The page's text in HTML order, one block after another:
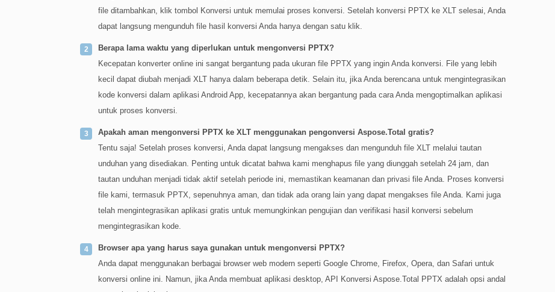
file ditambahkan, klik tombol Konversi untuk memulai proses konversi. Setelah konversi PPTX ke XLT selesai, Anda
dapat langsung mengunduh file hasil konversi Anda hanya dengan satu klik.
Berapa lama waktu yang diperlukan untuk mengonversi PPTX?
Kecepatan konverter online ini sangat bergantung pada ukuran file PPTX yang ingin Anda konversi. File yang lebih
kecil dapat diubah menjadi XLT hanya dalam beberapa detik. Selain itu, jika Anda berencana untuk mengintegrasikan
kode konversi dalam aplikasi Android App, kecepatannya akan bergantung pada cara Anda mengoptimalkan aplikasi
untuk proses konversi.
Apakah aman mengonversi PPTX ke XLT menggunakan pengonversi Aspose.Total gratis?
Tentu saja! Setelah proses konversi, Anda dapat langsung mengakses dan mengunduh file XLT melalui tautan
unduhan yang disediakan. Penting untuk dicatat bahwa kami menghapus file yang diunggah setelah 24 jam, dan
tautan unduhan menjadi tidak aktif setelah periode ini, memastikan keamanan dan privasi file Anda. Proses konversi
file kami, termasuk PPTX, sepenuhnya aman, dan tidak ada orang lain yang dapat mengakses file Anda. Kami juga
telah mengintegrasikan aplikasi gratis untuk memungkinkan pengujian dan verifikasi hasil konversi sebelum
mengintegrasikan kode.
Browser apa yang harus saya gunakan untuk mengonversi PPTX?
Anda dapat menggunakan berbagai browser web modern seperti Google Chrome, Firefox, Opera, dan Safari untuk
konversi online ini. Namun, jika Anda membuat aplikasi desktop, API Konversi Aspose.Total PPTX adalah opsi andal